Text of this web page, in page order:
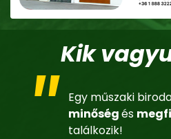
Kik
Egy műszaki
minőségés
találkozik!